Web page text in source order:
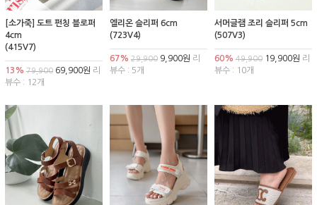
[소가죽] 도트 펀칭 블로퍼
4cm
(415V7)
13% 79,900 69,900원 리
뷰수 : 12개
엘리온 슬리퍼 6cm
(723V4)
67% 29,9009,900원 리
뷰수 : 5개
서머글램 조리 슬리퍼 5cm
(507V3)
60% 49,90019,900원 리
뷰수 : 10개